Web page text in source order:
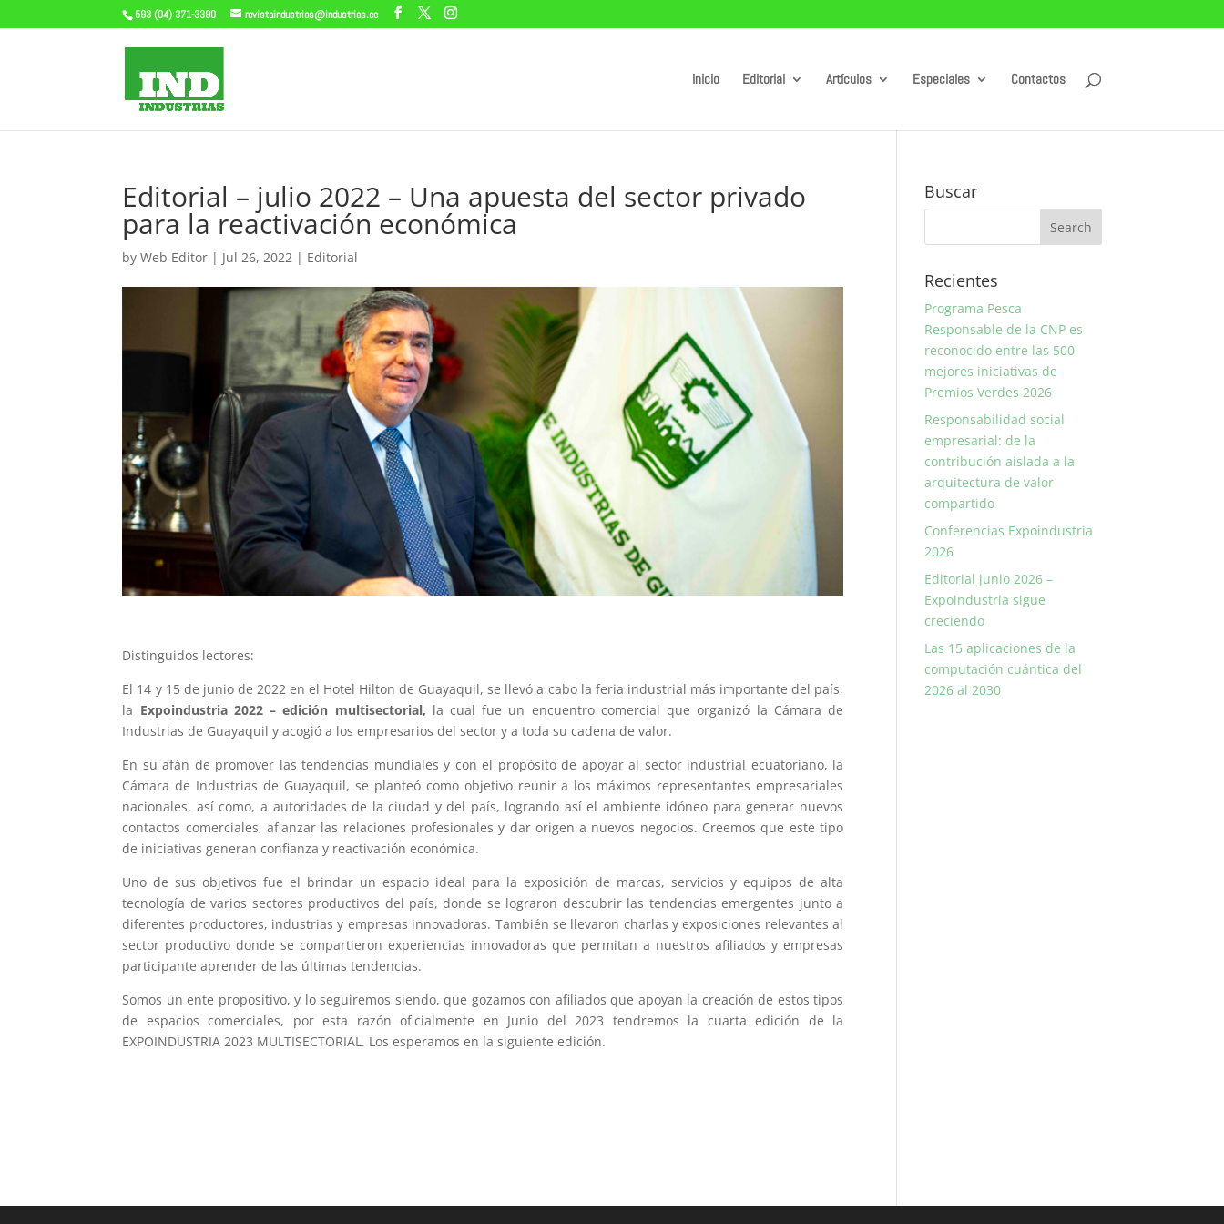
593 (04) 371-3390 revistaindustrias@industrias.ec
Inicio Editorial Artículos Especiales Contactos
Editorial – julio 2022 – Una apuesta del sector privado
para la reactivación económica
byWeb Editor | Jul 26, 2022 | Editorial
Distinguidos lectores:
El 14 y 15 de junio de 2022 en el Hotel Hilton de Guayaquil, se llevó a cabo la feria industrial más importante del país,
la Expoindustria 2022 – edición multisectorial, la cual fue un encuentro comercial que organizó la Cámara de
Industrias de Guayaquil y acogió a los empresarios del sector y a toda su cadena de valor.
En su afán de promover las tendencias mundiales y con el propósito de apoyar al sector industrial ecuatoriano, la
Cámara de Industrias de Guayaquil, se planteó como objetivo reunir a los máximos representantes empresariales
nacionales, así como, a autoridades de la ciudad y del país, logrando así el ambiente idóneo para generar nuevos
contactos comerciales, afianzar las relaciones profesionales y dar origen a nuevos negocios. Creemos que este tipo
de iniciativas generan confianza y reactivación económica.
Uno de sus objetivos fue el brindar un espacio ideal para la exposición de marcas, servicios y equipos de alta
tecnología de varios sectores productivos del país, donde se lograron descubrir las tendencias emergentes junto a
diferentes productores, industrias y empresas innovadoras. También se llevaron charlas y exposiciones relevantes al
sector productivo donde se compartieron experiencias innovadoras que permitan a nuestros afiliados y empresas
participante aprender de las últimas tendencias.
Somos un ente propositivo, y lo seguiremos siendo, que gozamos con afiliados que apoyan la creación de estos tipos
de espacios comerciales, por esta razón oficialmente en Junio del 2023 tendremos la cuarta edición de la
EXPOINDUSTRIA 2023 MULTISECTORIAL. Los esperamos en la siguiente edición.
Buscar
Recientes
Programa Pesca
Responsable de la CNP es
reconocido entre las 500
mejores iniciativas de
Premios Verdes 2026
Responsabilidad social
empresarial: de la
contribución aislada a la
arquitectura de valor
compartido
Conferencias Expoindustria
2026
Editorial junio 2026 –
Expoindustria sigue
creciendo
Las 15 aplicaciones de la
computación cuántica del
2026 al 2030